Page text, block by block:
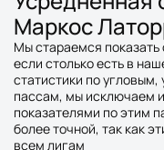
Маркос
Мы стараемся показать
если столько есть в
статистики по
пассам, мы исключаем
показателями по этим
более точной, так как
всем лигам